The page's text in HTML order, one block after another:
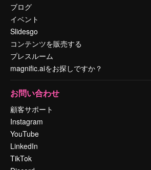
ブログ
イベント
Slidesgo
コンテンツを販売する
プレスルーム
magnific.aiをお探しですか？
お問い合わせ
顧客サポート
Instagram
YouTube
LinkedIn
TikTok